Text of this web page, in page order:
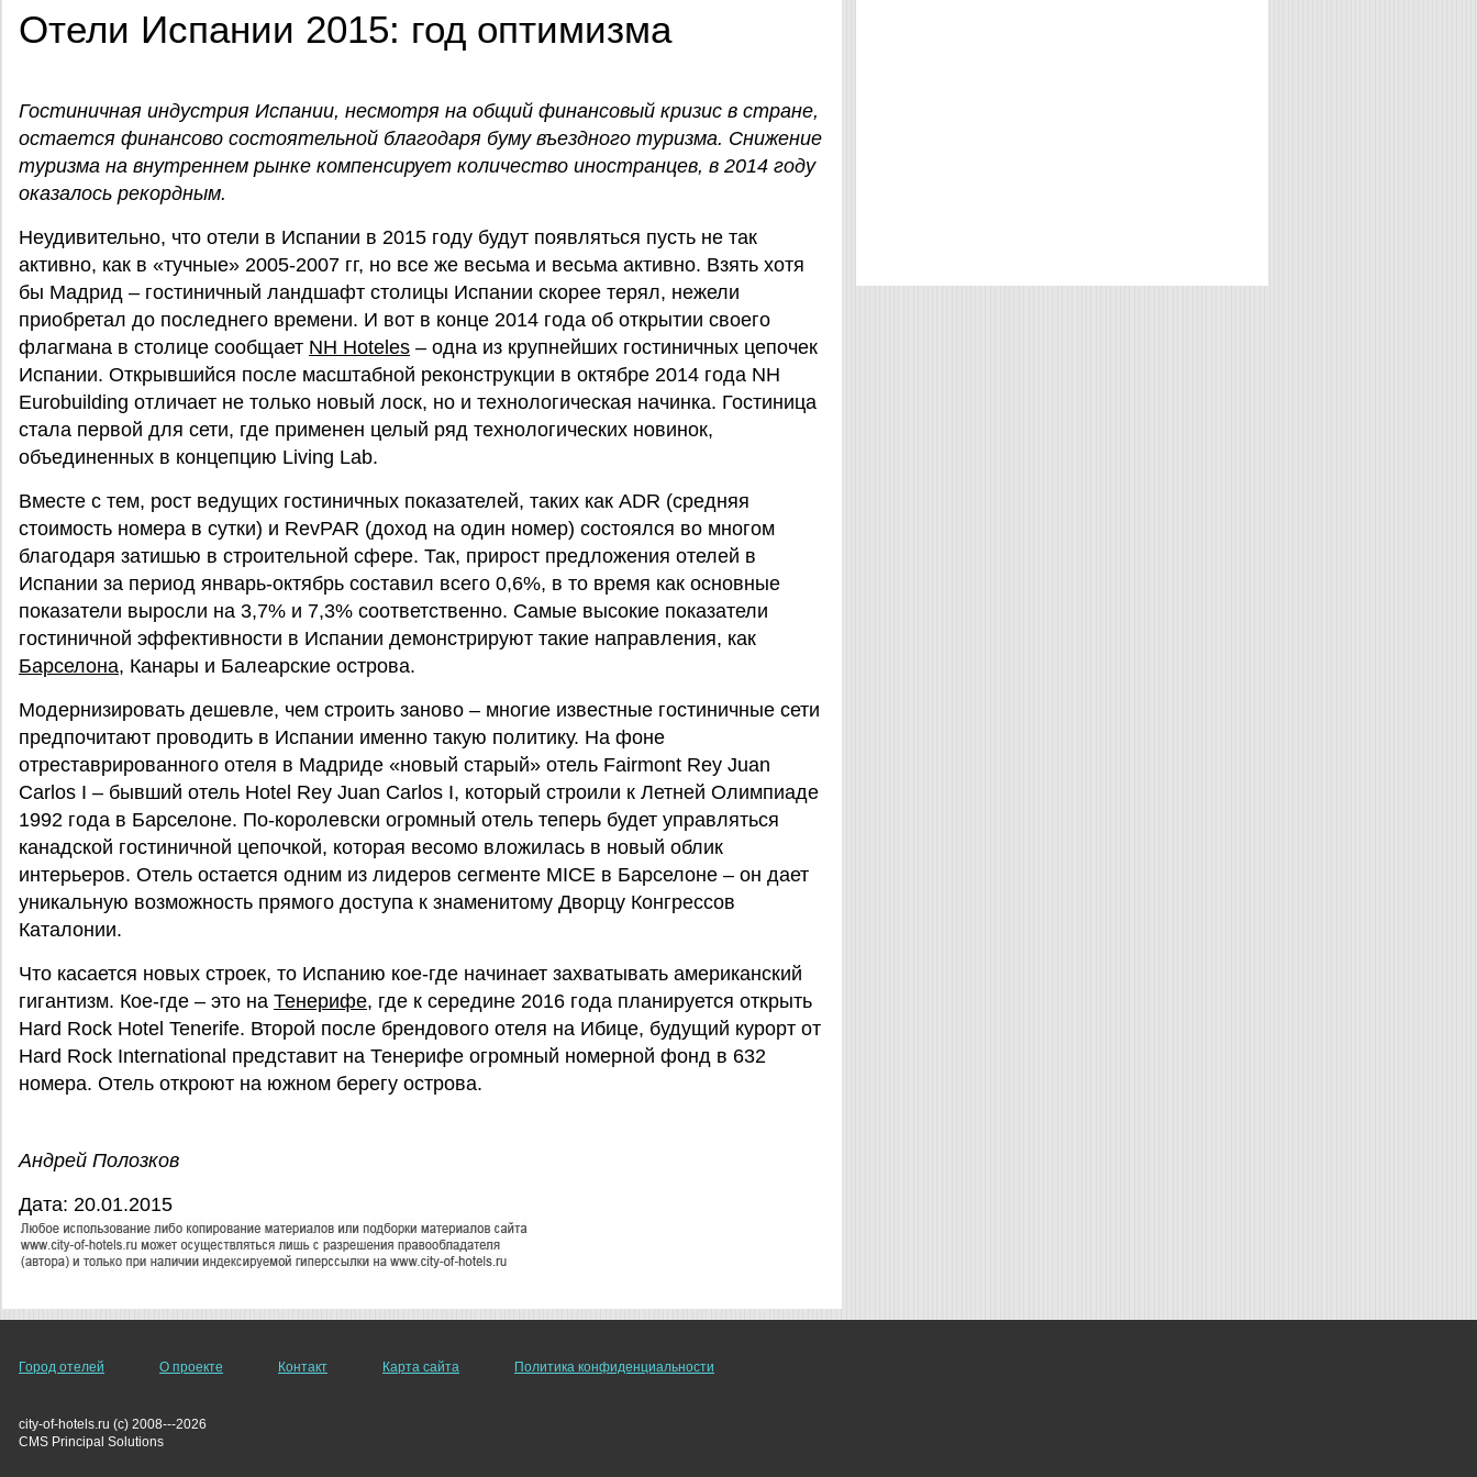
Отели Испании 2015: год оптимизма
Гостиничная индустрия Испании, несмотря на общий финансовый кризис в стране,
остается финансово состоятельной благодаря буму въездного туризма. Снижение
туризма на внутреннем рынке компенсирует количество иностранцев, в 2014 году
оказалось рекордным.
Неудивительно, что отели в Испании в 2015 году будут появляться пусть не так
активно, как в «тучные» 2005-2007 гг, но все же весьма и весьма активно. Взять хотя
бы Мадрид – гостиничный ландшафт столицы Испании скорее терял, нежели
приобретал до последнего времени. И вот в конце 2014 года об открытии своего
флагмана в столице сообщает NH Hoteles – одна из крупнейших гостиничных цепочек
Испании. Открывшийся после масштабной реконструкции в октябре 2014 года NH
Eurobuilding отличает не только новый лоск, но и технологическая начинка. Гостиница
стала первой для сети, где применен целый ряд технологических новинок,
объединенных в концепцию Living Lab.
Вместе с тем, рост ведущих гостиничных показателей, таких как ADR (средняя
стоимость номера в сутки) и RevPAR (доход на один номер) состоялся во многом
благодаря затишью в строительной сфере. Так, прирост предложения отелей в
Испании за период январь-октябрь составил всего 0,6%, в то время как основные
показатели выросли на 3,7% и 7,3% соответственно. Самые высокие показатели
гостиничной эффективности в Испании демонстрируют такие направления, как
Барселона, Канары и Балеарские острова.
Модернизировать дешевле, чем строить заново – многие известные гостиничные сети
предпочитают проводить в Испании именно такую политику. На фоне
отреставрированного отеля в Мадриде «новый старый» отель Fairmont Rey Juan
Carlos I – бывший отель Hotel Rey Juan Carlos I, который строили к Летней Олимпиаде
1992 года в Барселоне. По-королевски огромный отель теперь будет управляться
канадской гостиничной цепочкой, которая весомо вложилась в новый облик
интерьеров. Отель остается одним из лидеров сегменте MICE в Барселоне – он дает
уникальную возможность прямого доступа к знаменитому Дворцу Конгрессов
Каталонии.
Что касается новых строек, то Испанию кое-где начинает захватывать американский
гигантизм. Кое-где – это на Тенерифе, где к середине 2016 года планируется открыть
Hard Rock Hotel Tenerife. Второй после брендового отеля на Ибице, будущий курорт от
Hard Rock International представит на Тенерифе огромный номерной фонд в 632
номера. Отель откроют на южном берегу острова.
Андрей Полозков
Дата: 20.01.2015
Город отелей О проекте Контакт Карта сайта Политика конфиденциальности
city-of-hotels.ru (c) 2008---2026
СMS Principal Solutions